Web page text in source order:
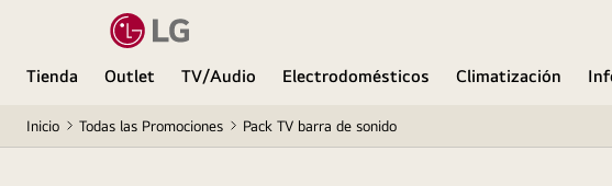
Tienda Outlet TV/Audio Electrodomésticos Climatización
Inicio Todas las Promociones Pack TV barra de sonido